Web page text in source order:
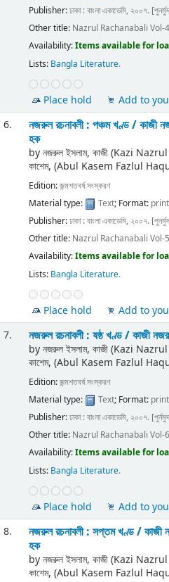
Publisher:ঢাকা : বাংলা একাডেমি, ২০০৭.
Other title: Nazrul Rachanabali Vol-
Availability:Items available for
Lists: Bangla Literature.
Place hold
Add to
6.
নজরুল রচনাবলী : পঞ্চম খণ্ড /কাজী
হক
byনজরুল ইসলাম, কাজী (Kazi
কাশেম, (Abul Kasem Fazlul
Edition:জন্মশতবর্ষ সংস্করণ
Material type:
Text; Format: print
Publisher:ঢাকা : বাংলা একাডেমি, ২০০৭.
Other title: Nazrul Rachanabali Vol-
Availability:Items available for
Lists: Bangla Literature.
Place hold
Add to
7.
নজরুল রচনাবলী : ষষ্ঠ খণ্ড /কাজী
byনজরুল ইসলাম, কাজী (Kazi
কাশেম, (Abul Kasem Fazlul
Edition:জন্মশতবর্ষ সংস্করণ
Material type:
Text; Format: print
Publisher:ঢাকা : বাংলা একাডেমি, ২০০৭.
Other title: Nazrul Rachanabali Vol-
Availability:Items available for
Lists: Bangla Literature.
Place hold
Add to
8.
নজরুল রচনাবলী : সপ্তম খণ্ড /কাজী
হক
byনজরুল ইসলাম, কাজী (Kazi
কাশেম, (Abul Kasem Fazlul